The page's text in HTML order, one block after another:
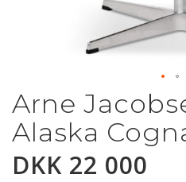
Gå
til
begynnelsen
av
bildegalleri
Arne
Alaska
DKK 22 000